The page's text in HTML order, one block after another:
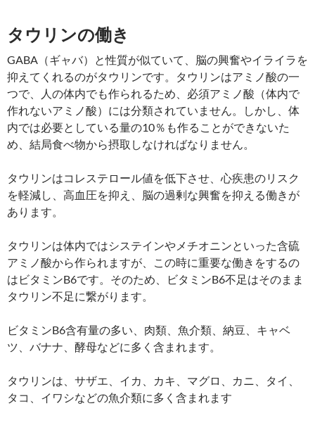
タウリンの働き
GABA（ギャバ）と性質が似ていて、脳の興奮やイライラを
抑えてくれるのがタウリンです。タウリンはアミノ酸の一
つで、人の体内でも作られるため、必須アミノ酸（体内で
作れないアミノ酸）には分類されていません。しかし、体
内では必要としている量の10％も作ることができないた
め、結局食べ物から摂取しなければなりません。
タウリンはコレステロール値を低下させ、心疾患のリスク
を軽減し、高血圧を抑え、脳の過剰な興奮を抑える働きが
あります。
タウリンは体内ではシステインやメチオニンといった含硫
アミノ酸から作られますが、この時に重要な働きをするの
はビタミンB6です。そのため、ビタミンB6不足はそのまま
タウリン不足に繋がります。
ビタミンB6含有量の多い、肉類、魚介類、納豆、キャベ
ツ、バナナ、酵母などに多く含まれます。
タウリンは、サザエ、イカ、カキ、マグロ、カニ、タイ、
タコ、イワシなどの魚介類に多く含まれます